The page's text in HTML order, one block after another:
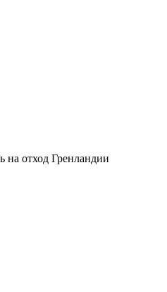
на отход Гренландии